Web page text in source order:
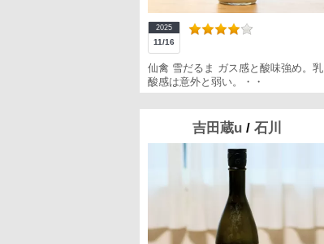
2025
11/16
仙禽 雪だるま ガス感と酸味強め。乳
酸感は意外と弱い。・・
吉田蔵u / 石川